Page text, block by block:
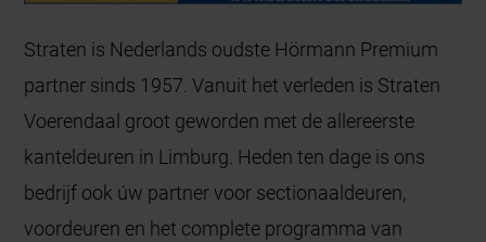
Straten is Nederlands oudste Hörmann Premium
partner sinds 1957. Vanuit het verleden is Straten
Voerendaal groot geworden met de allereerste
kanteldeuren in Limburg. Heden ten dage is ons
bedrijf ook úw partner voor sectionaaldeuren,
voordeuren en het complete programma van